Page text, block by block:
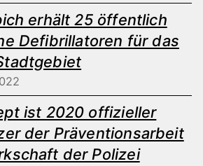
erhält 25 öffentlich
Defibrillatoren für das
ist 2020 offizieller
der Präventionsarbeit
der Polizei